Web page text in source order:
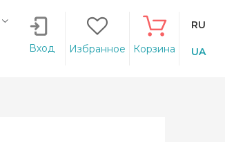
Вход Избранное Корзина
RU
UA